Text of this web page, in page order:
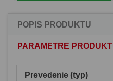
POPIS PRODUKTU
PARAMETRE
Prevedenie (typ)